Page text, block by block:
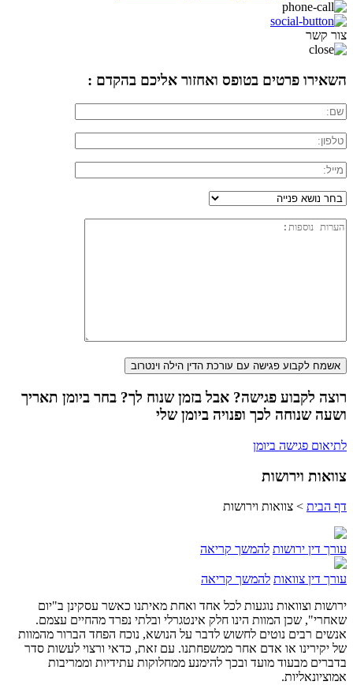
צור קשר
השאירו פרטים בטופס ואחזור אליכם בהקדם :
רוצה לקבוע פגישה? אבל בזמן שנוח לך? בחר ביומן תאריך
ושעה שנוחה לכך ופנויה ביומן שלי
לתיאום פגישה ביומן
צוואות וירושות
דף הבית > צוואות וירושות
עורך דין ירושות להמשך קריאה
עורך דין צוואות להמשך קריאה
ירושות וצוואות נוגעות לכל אחד ואחת מאיתנו כאשר עסקינן ב"יום
שאחרי", שכן המוות הינו חלק אינטגרלי ובלתי נפרד מהחיים עצמם.
אנשים רבים נוטים לחשוש לדבר על הנושא, נוכח הפחד הברור מהמוות
של יקירינו או אדם אחר ממשפחתנו. עם זאת, כדאי ורצוי לעשות סדר
בדברים מבעוד מועד ובכך להימנע ממחלוקות עתידיות וממריבות
אמוציונאליות.